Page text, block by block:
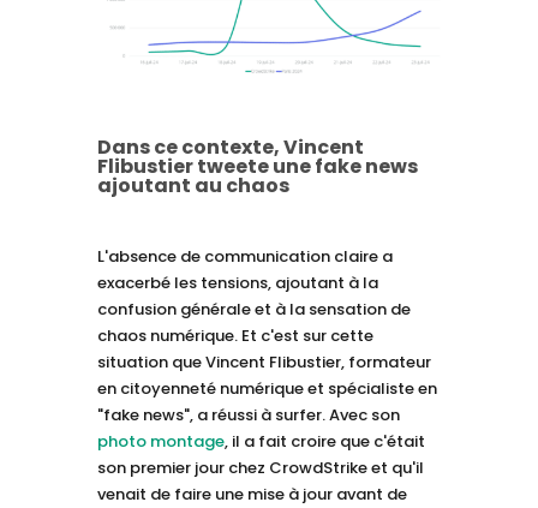
Dans ce contexte, Vincent
Flibustier tweete une fake news
ajoutant au chaos
L'absence de communication claire a
exacerbé les tensions, ajoutant à la
confusion générale et à la sensation de
chaos numérique. Et c'est sur cette
situation que Vincent Flibustier, formateur
en citoyenneté numérique et spécialiste en
"fake news", a réussi à surfer. Avec son
photo montage, il a fait croire que c'était
son premier jour chez CrowdStrike et qu'il
venait de faire une mise à jour avant de